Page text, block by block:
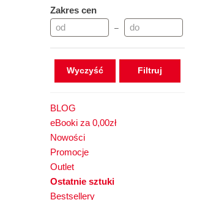
Zakres cen
–
Wyczyść
BLOG
eBooki za 0,00zł
Nowości
Promocje
Outlet
Ostatnie sztuki
Bestsellery